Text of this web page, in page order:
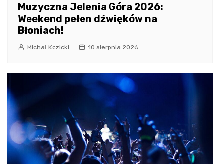
Muzyczna Jelenia Góra 2026:
Weekend pełen dźwięków na
Błoniach!
Michał Kozicki 10 sierpnia 2026